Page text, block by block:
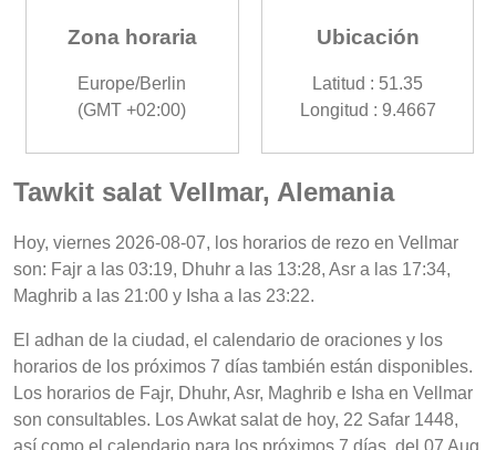
Zona horaria
Europe/Berlin
(GMT +02:00)
Ubicación
Latitud : 51.35
Longitud : 9.4667
Tawkit salat Vellmar, Alemania
Hoy, viernes 2026-08-07, los horarios de rezo en Vellmar
son: Fajr a las 03:19, Dhuhr a las 13:28, Asr a las 17:34,
Maghrib a las 21:00 y Isha a las 23:22.
El adhan de la ciudad, el calendario de oraciones y los
horarios de los próximos 7 días también están disponibles.
Los horarios de Fajr, Dhuhr, Asr, Maghrib e Isha en Vellmar
son consultables. Los Awkat salat de hoy, 22 Safar 1448,
así como el calendario para los próximos 7 días, del 07 Aug